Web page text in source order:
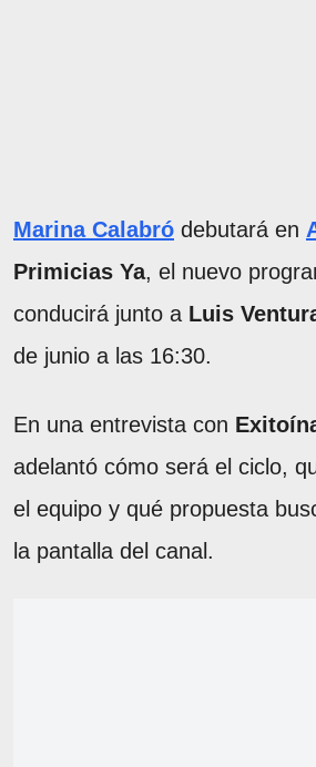
Marina Calabró debutará en
Primicias Ya, el nuevo
conducirá junto a Luis
de junio a las 16:30.
En una entrevista con
adelantó cómo será el ciclo,
el equipo y qué propuesta
la pantalla del canal.